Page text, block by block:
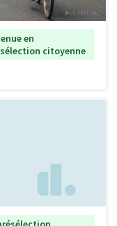
en
citoyenne